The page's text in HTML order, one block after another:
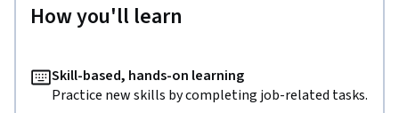
How you'll learn
Skill-based, hands-on learning
Practice new skills by completing job-related tasks.